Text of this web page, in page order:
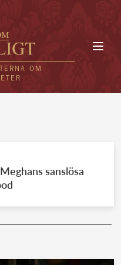
OM
sanslösa